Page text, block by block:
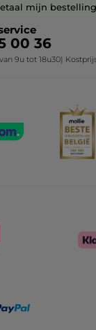
mijn bestelling
00 36
9u tot 18u30)